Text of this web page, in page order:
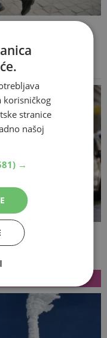
koji je
godišnjeg
28-
korisničkog
stranice
našoj
→